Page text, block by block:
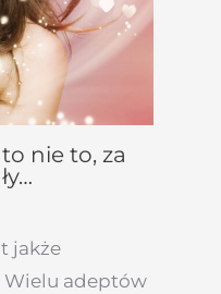
nie to, za
jakże
Wielu adeptów